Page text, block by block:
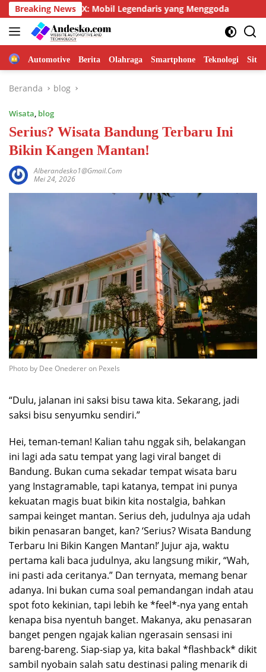
Langsung
ke
konten
Breaking News
Evo X: Mobil Legendaris yang Menggoda Mengenal
Home
Automotive Berita Olahraga Smartphone Teknologi
Beranda blog
Wisata, blog
Serius? Wisata Bandung Terbaru Ini
Bikin Kangen Mantan!
Alberandesko1@gmail.com
Mei 24, 2026
Photo by Dee Onederer on Pexels
“Dulu, jalanan ini saksi bisu tawa kita. Sekarang, jadi
saksi bisu senyumku sendiri.”
Hei, teman-teman! Kalian tahu nggak sih, belakangan
ini lagi ada satu tempat yang lagi viral banget di
Bandung. Bukan cuma sekadar tempat wisata baru
yang Instagramable, tapi katanya, tempat ini punya
kekuatan magis buat bikin kita nostalgia, bahkan
sampai keinget mantan. Serius deh, judulnya aja udah
bikin penasaran banget, kan? ‘Serius? Wisata Bandung
Terbaru Ini Bikin Kangen Mantan!’ Jujur aja, waktu
pertama kali baca judulnya, aku langsung mikir, “Wah,
ini pasti ada ceritanya.” Dan ternyata, memang benar
adanya. Ini bukan cuma soal pemandangan indah atau
spot foto kekinian, tapi lebih ke *feel*-nya yang entah
kenapa bisa nyentuh banget. Makanya, aku penasaran
banget pengen ngajak kalian ngerasain sensasi ini
bareng-bareng. Siap-siap ya, kita bakal *flashback* dikit
sambil nyobain salah satu destinasi paling menarik di